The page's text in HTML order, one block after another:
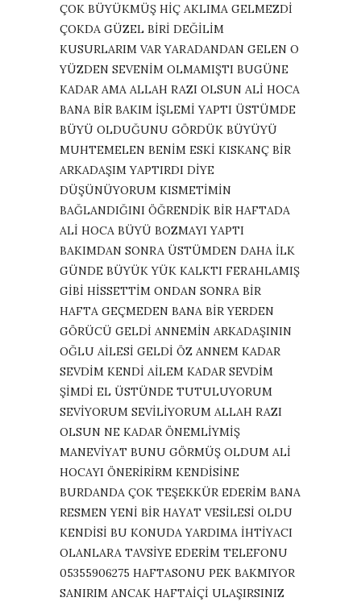
ÇOK BÜYÜKMÜŞ HİÇ AKLIMA GELMEZDİ
ÇOKDA GÜZEL BİRİ DEĞİLİM
KUSURLARIM VAR YARADANDAN GELEN O
YÜZDEN SEVENİM OLMAMIŞTI BUGÜNE
KADAR AMA ALLAH RAZI OLSUN ALİ HOCA
BANA BİR BAKIM İŞLEMİ YAPTI ÜSTÜMDE
BÜYÜ OLDUĞUNU GÖRDÜK BÜYÜYÜ
MUHTEMELEN BENİM ESKİ KISKANÇ BİR
ARKADAŞIM YAPTIRDI DİYE
DÜŞÜNÜYORUM KISMETİMİN
BAĞLANDIĞINI ÖĞRENDİK BİR HAFTADA
ALİ HOCA BÜYÜ BOZMAYI YAPTI
BAKIMDAN SONRA ÜSTÜMDEN DAHA İLK
GÜNDE BÜYÜK YÜK KALKTI FERAHLAMIŞ
GİBİ HİSSETTİM ONDAN SONRA BİR
HAFTA GEÇMEDEN BANA BİR YERDEN
GÖRÜCÜ GELDİ ANNEMİN ARKADAŞININ
OĞLU AİLESİ GELDİ ÖZ ANNEM KADAR
SEVDİM KENDİ AİLEM KADAR SEVDİM
ŞİMDİ EL ÜSTÜNDE TUTULUYORUM
SEVİYORUM SEVİLİYORUM ALLAH RAZI
OLSUN NE KADAR ÖNEMLİYMİŞ
MANEVİYAT BUNU GÖRMÜŞ OLDUM ALİ
HOCAYI ÖNERİRİRM KENDİSİNE
BURDANDA ÇOK TEŞEKKÜR EDERİM BANA
RESMEN YENİ BİR HAYAT VESİLESİ OLDU
KENDİSİ BU KONUDA YARDIMA İHTİYACI
OLANLARA TAVSİYE EDERİM TELEFONU
05355906275 HAFTASONU PEK BAKMIYOR
SANIRIM ANCAK HAFTAİÇİ ULAŞIRSINIZ